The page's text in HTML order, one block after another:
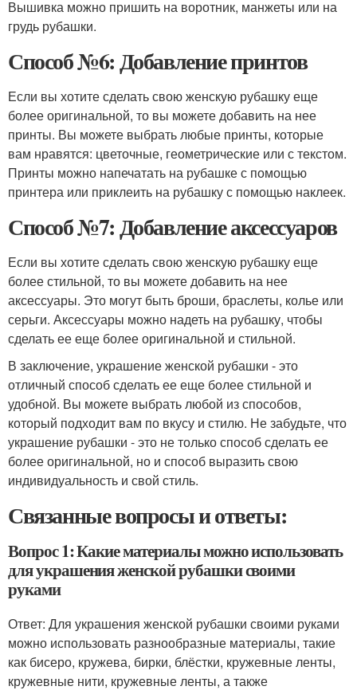
Вышивка можно пришить на воротник, манжеты или на
грудь рубашки.
Способ №6: Добавление принтов
Если вы хотите сделать свою женскую рубашку еще
более оригинальной, то вы можете добавить на нее
принты. Вы можете выбрать любые принты, которые
вам нравятся: цветочные, геометрические или с текстом.
Принты можно напечатать на рубашке с помощью
принтера или приклеить на рубашку с помощью наклеек.
Способ №7: Добавление аксессуаров
Если вы хотите сделать свою женскую рубашку еще
более стильной, то вы можете добавить на нее
аксессуары. Это могут быть броши, браслеты, колье или
серьги. Аксессуары можно надеть на рубашку, чтобы
сделать ее еще более оригинальной и стильной.
В заключение, украшение женской рубашки - это
отличный способ сделать ее еще более стильной и
удобной. Вы можете выбрать любой из способов,
который подходит вам по вкусу и стилю. Не забудьте, что
украшение рубашки - это не только способ сделать ее
более оригинальной, но и способ выразить свою
индивидуальность и свой стиль.
Связанные вопросы и ответы:
Вопрос 1: Какие материалы можно использовать
для украшения женской рубашки своими
руками
Ответ: Для украшения женской рубашки своими руками
можно использовать разнообразные материалы, такие
как бисеро, кружева, бирки, блёстки, кружевные ленты,
кружевные нити, кружевные ленты, а также